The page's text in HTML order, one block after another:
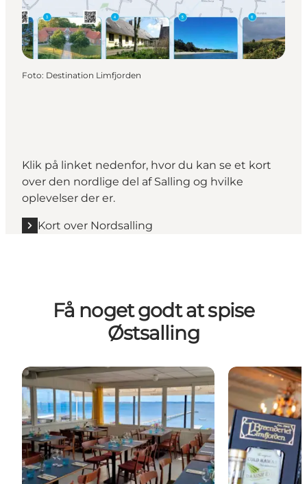
Foto: Destination Limfjorden
Klik på linket nedenfor, hvor du kan se et kort
over den nordlige del af Salling og hvilke
oplevelser der er.
Kort over Nordsalling
Få noget godt at spise
Østsalling
Lybystrand Brænderiet